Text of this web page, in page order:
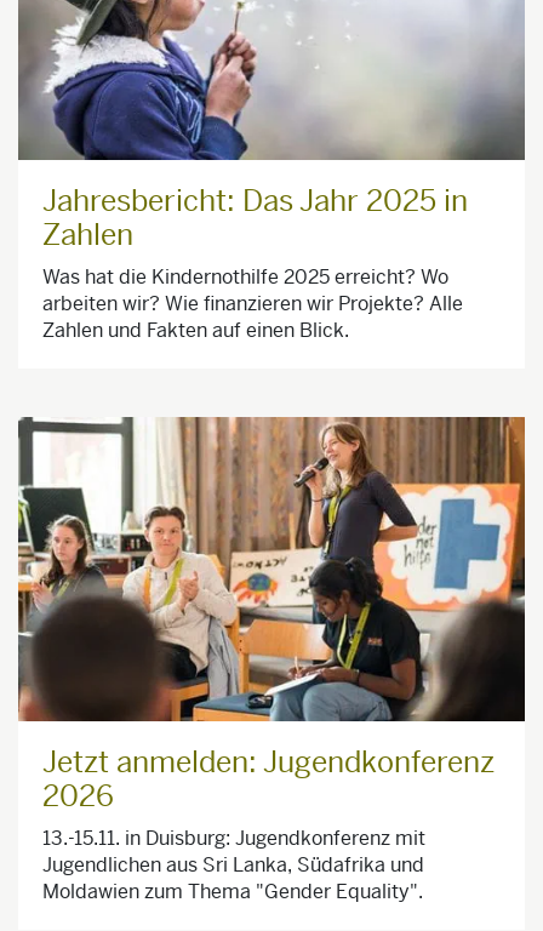
Jahresbericht: Das Jahr 2025 in
Zahlen
Was hat die Kindernothilfe 2025 erreicht? Wo
arbeiten wir? Wie finanzieren wir Projekte? Alle
Zahlen und Fakten auf einen Blick.
Jetzt anmelden: Jugendkonferenz
2026
13.-15.11. in Duisburg: Jugendkonferenz mit
Jugendlichen aus Sri Lanka, Südafrika und
Moldawien zum Thema "Gender Equality".